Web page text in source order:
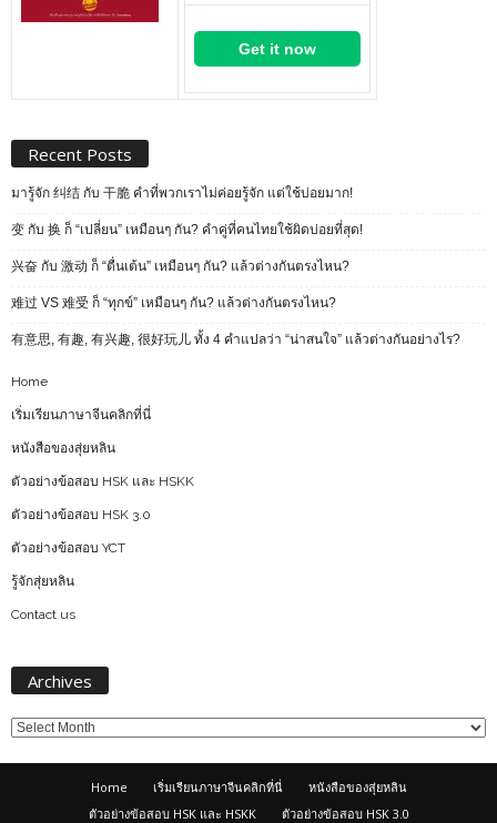
Get it now
Recent Posts
มารู้จัก 纠结 กับ 干脆 คำที่พวกเราไม่ค่อยรู้จัก แต่ใช้บ่อยมาก!
变 กับ 换 ก็ “เปลี่ยน” เหมือนๆ กัน? คำคู่ที่คนไทยใช้ผิดบ่อยที่สุด!
兴奋 กับ 激动 ก็ “ตื่นเต้น” เหมือนๆ กัน? แล้วต่างกันตรงไหน?
难过 VS 难受 ก็ “ทุกข์” เหมือนๆ กัน? แล้วต่างกันตรงไหน?
有意思, 有趣, 有兴趣, 很好玩儿 ทั้ง 4 คำแปลว่า “น่าสนใจ” แล้วต่างกันอย่างไร?
Home
เริ่มเรียนภาษาจีนคลิกที่นี่
หนังสือของสุ่ยหลิน
ตัวอย่างข้อสอบ HSK และ HSKK
ตัวอย่างข้อสอบ HSK 3.0
ตัวอย่างข้อสอบ YCT
รู้จักสุ่ยหลิน
Contact us
Archives
Home เริ่มเรียนภาษาจีนคลิกที่นี่
หนังสือของสุ่ยหลิน
ตัวอย่างข้อสอบ HSK และ HSKK
ตัวอย่างข้อสอบ HSK 3.0